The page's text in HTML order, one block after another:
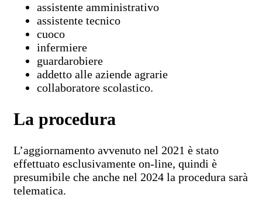
assistente amministrativo
assistente tecnico
cuoco
infermiere
guardarobiere
addetto alle aziende agrarie
collaboratore scolastico.
La procedura
L’aggiornamento avvenuto nel 2021 è stato
effettuato esclusivamente on-line, quindi è
presumibile che anche nel 2024 la procedura sarà
telematica.